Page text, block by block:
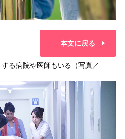
本文に戻る
る病院や医師もいる（写真／